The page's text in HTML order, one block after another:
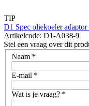
TIP
D1 Spec oliekoeler
Artikelcode: D1-A038-9
Stel een vraag over dit
Naam *
E-mail *
Wat is je vraag? *